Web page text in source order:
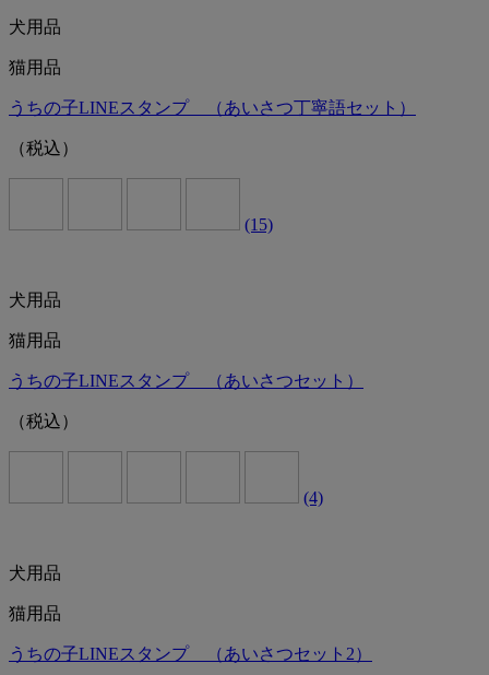
犬用品
猫用品
うちの子LINEスタンプ （あいさつ丁寧語セット）
（税込）
(15)
犬用品
猫用品
うちの子LINEスタンプ （あいさつセット）
（税込）
(4)
犬用品
猫用品
うちの子LINEスタンプ （あいさつセット2）